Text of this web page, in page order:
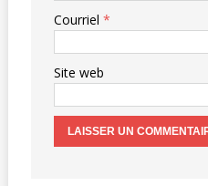
Courriel *
Site web